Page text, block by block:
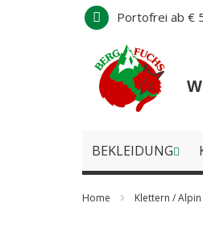
Direkt
Inhalt
Portofrei ab €
BEKLEIDUNG
Home Klettern / Alpin